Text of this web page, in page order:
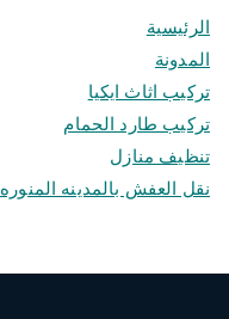
الرئيسية
المدونة
تركيب اثاث ايكيا
تركيب طارد الحمام
تنظيف منازل
نقل العفش بالمدينه المنوره 0562694961